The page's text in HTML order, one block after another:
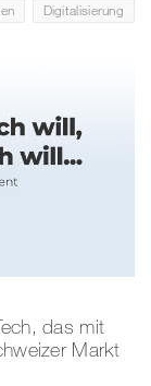
Digitalisierung
das mit
Markt